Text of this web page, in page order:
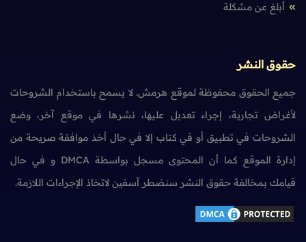
أبلغ عن مشكلة
حقوق النشر
جميع الحقوق محفوظة لموقع هرمش. لا يسمح باستخدام الشروحات
لأغراض تجارية، إجراء تعديل عليها، نشرها في موقع آخر، وضع
الشروحات في تطبيق أو في كتاب إلا في حال أخذ موافقة صريحة من
إدارة الموقع كما أن المحتوى مسجل بواسطة DMCA و في حال
قيامك بمخالفة حقوق النشر سنضطر آسفين لاتخاذ الإجراءات اللازمة.